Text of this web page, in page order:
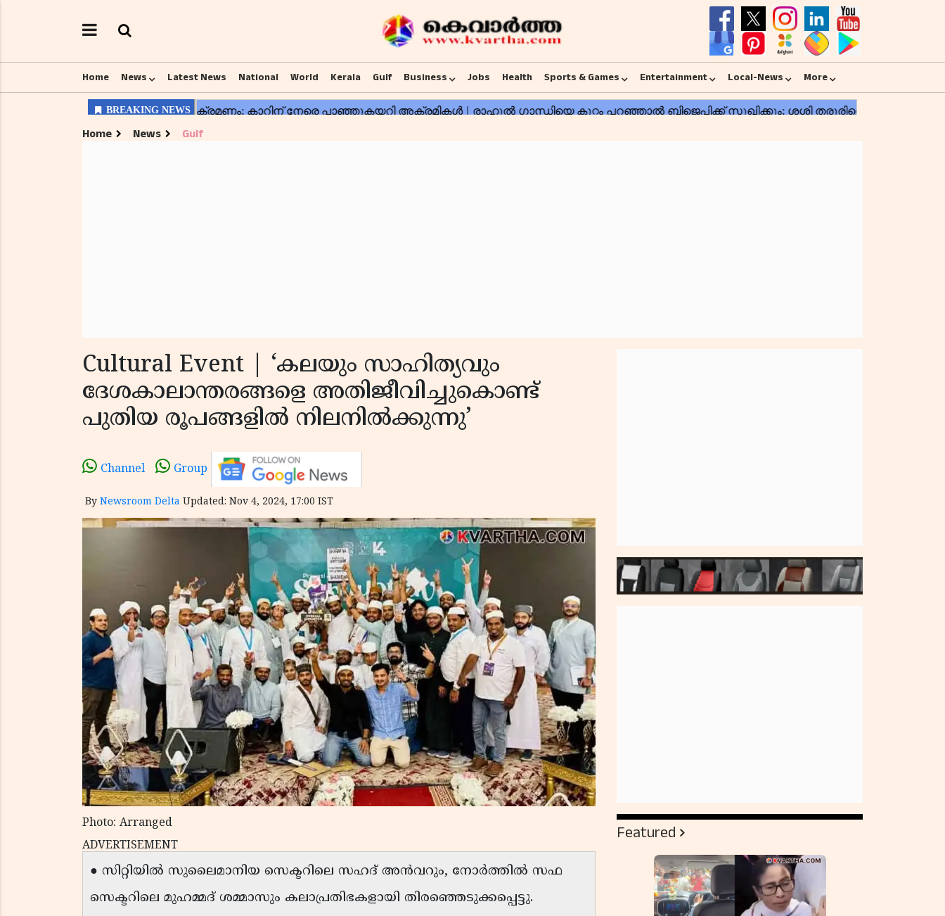
Home News Latest News National World Kerala Gulf Business Jobs Health Sports & Games Entertainment Local-News More
Home News Gulf
Cultural Event | ‘കലയും സാഹിത്യവും
ദേശകാലാന്തരങ്ങളെ അതിജീവിച്ചുകൊണ്ട്
പുതിയ രൂപങ്ങളിൽ നിലനിൽക്കുന്നു’
Channel Group
By Newsroom Delta Updated: Nov 4, 2024, 17:00 IST
Photo: Arranged
ADVERTISEMENT
● സിറ്റിയിൽ സുലൈമാനിയ സെക്ടറിലെ സഹദ് അൻവറും, നോർത്തിൽ സഫ
സെക്ടറിലെ മുഹമ്മദ് ശമ്മാസും കലാപ്രതിഭകളായി തിരഞ്ഞെടുക്കപ്പെട്ടു.
Featured